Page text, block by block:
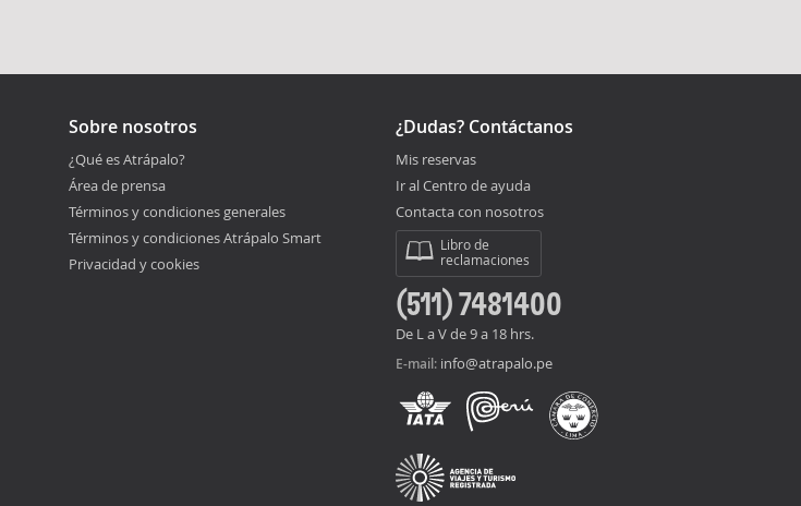
Sobre nosotros
¿Qué es Atrápalo?
Área de prensa
Términos y condiciones generales
Términos y condiciones Atrápalo Smart
Privacidad y cookies
¿Dudas? Contáctanos
Mis reservas
Ir al Centro de ayuda
Contacta con nosotros
Libro de
reclamaciones
(511) 7481400
De L a V de 9 a 18 hrs.
E-mail: info@atrapalo.pe